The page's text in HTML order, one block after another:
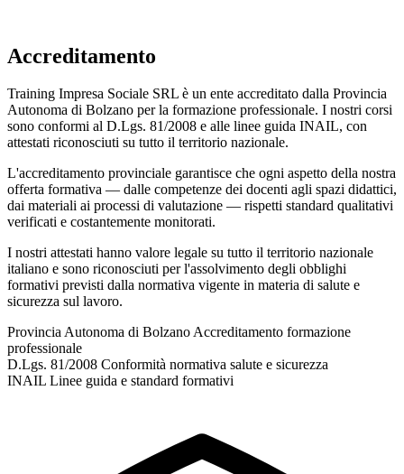
Accreditamento
Training Impresa Sociale SRL è un ente accreditato dalla Provincia
Autonoma di Bolzano per la formazione professionale. I nostri corsi
sono conformi al D.Lgs. 81/2008 e alle linee guida INAIL, con
attestati riconosciuti su tutto il territorio nazionale.
L'accreditamento provinciale garantisce che ogni aspetto della nostra
offerta formativa — dalle competenze dei docenti agli spazi didattici,
dai materiali ai processi di valutazione — rispetti standard qualitativi
verificati e costantemente monitorati.
I nostri attestati hanno valore legale su tutto il territorio nazionale
italiano e sono riconosciuti per l'assolvimento degli obblighi
formativi previsti dalla normativa vigente in materia di salute e
sicurezza sul lavoro.
Provincia Autonoma di BolzanoAccreditamento formazione
professionale
D.Lgs. 81/2008 Conformità normativa salute e sicurezza
INAIL Linee guida e standard formativi